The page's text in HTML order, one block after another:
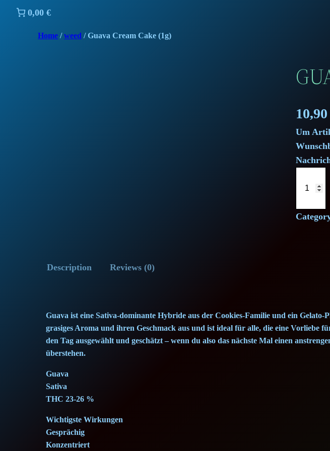
0,00 €
Home /weed / Guava Cream Cake (1g)
Um
v
C
a
k
Description Reviews (0)
Guava ist eine Sativa-dominante Hybride aus der Cookies-Familie und ein
grasiges Aroma und ihren Geschmack aus und ist ideal für alle, die eine Vorliebe
den Tag ausgewählt und geschätzt – wenn du also das nächste Mal einen
überstehen.
Guava
Sativa
THC 23-26 %
Wichtigste Wirkungen
Gesprächig
Konzentriert